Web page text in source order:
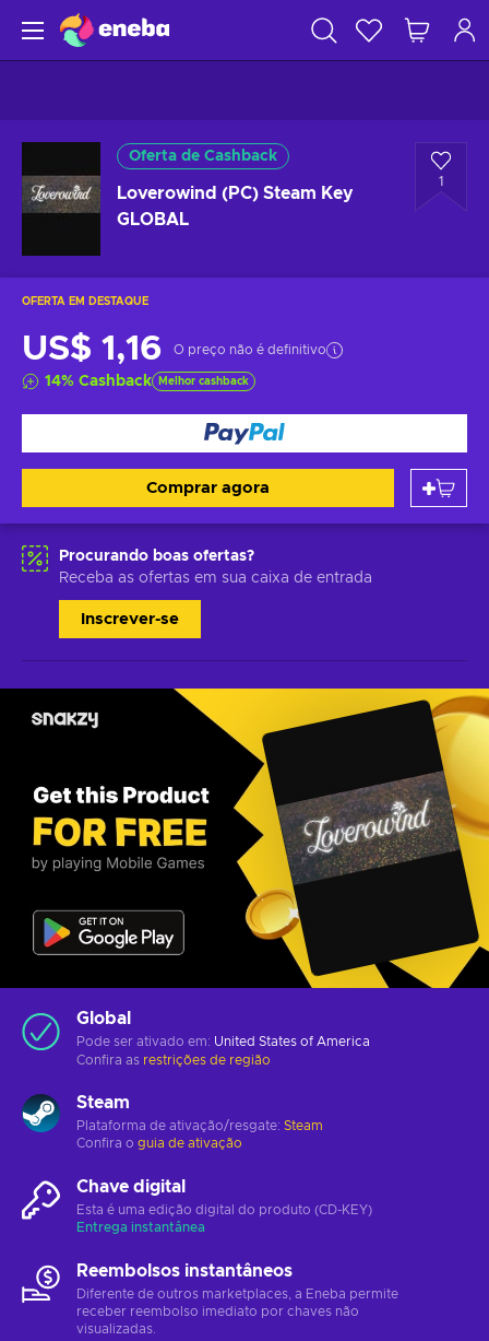
Oferta de Cashback
Loverowind (PC) Steam Key
GLOBAL
1
OFERTA EM DESTAQUE
US$ 1,16 O preço não é definitivo
14% Cashback Melhor cashback
Comprar agora
Procurando boas ofertas?
Receba as ofertas em sua caixa de entrada
Inscrever-se
Global
Pode ser ativado em: United States of America
Confira as restrições de região
Steam
Plataforma de ativação/resgate: Steam
Confira o guia de ativação
Chave digital
Esta é uma edição digital do produto (CD-KEY)
Entrega instantânea
Reembolsos instantâneos
Diferente de outros marketplaces, a Eneba permite
receber reembolso imediato por chaves não
visualizadas.